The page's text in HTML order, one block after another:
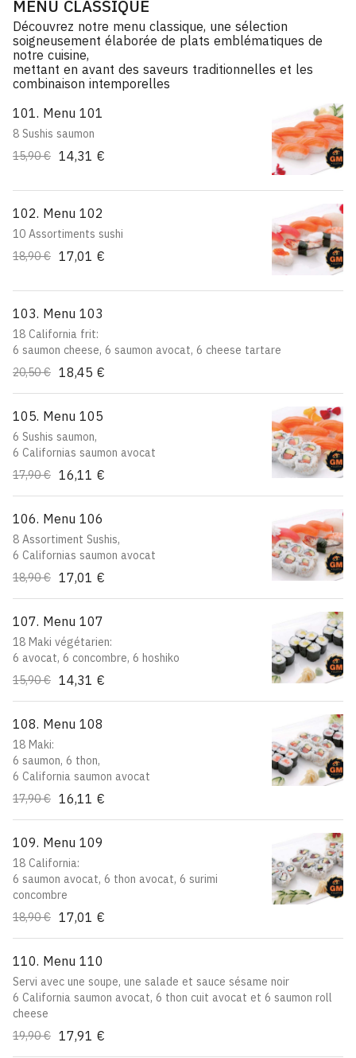
MENU CLASSIQUE
Découvrez notre menu classique, une sélection
soigneusement élaborée de plats emblématiques de
notre cuisine,
mettant en avant des saveurs traditionnelles et les
combinaison intemporelles
101. Menu 101
8 Sushis saumon
15,90 € 14,31 €
102. Menu 102
10 Assortiments sushi
18,90 € 17,01 €
103. Menu 103
18 California frit:
6 saumon cheese, 6 saumon avocat, 6 cheese tartare
20,50 € 18,45 €
105. Menu 105
6 Sushis saumon,
6 Californias saumon avocat
17,90 € 16,11 €
106. Menu 106
8 Assortiment Sushis,
6 Californias saumon avocat
18,90 € 17,01 €
107. Menu 107
18 Maki végétarien:
6 avocat, 6 concombre, 6 hoshiko
15,90 € 14,31 €
108. Menu 108
18 Maki:
6 saumon, 6 thon,
6 California saumon avocat
17,90 € 16,11 €
109. Menu 109
18 California:
6 saumon avocat, 6 thon avocat, 6 surimi
concombre
18,90 € 17,01 €
110. Menu 110
Servi avec une soupe, une salade et sauce sésame noir
6 California saumon avocat, 6 thon cuit avocat et 6 saumon roll
cheese
19,90 € 17,91 €